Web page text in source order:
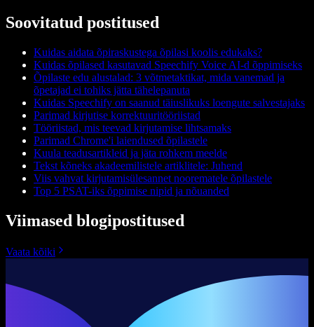
Soovitatud postitused
Kuidas aidata õpiraskustega õpilasi koolis edukaks?
Kuidas õpilased kasutavad Speechify Voice AI-d õppimiseks
Õpilaste edu alustalad: 3 võtmetaktikat, mida vanemad ja
õpetajad ei tohiks jätta tähelepanuta
Kuidas Speechify on saanud täiuslikuks loengute salvestajaks
Parimad kirjutise korrektuuritööriistad
Tööriistad, mis teevad kirjutamise lihtsamaks
Parimad Chrome'i laiendused õpilastele
Kuula teadusartikleid ja jäta rohkem meelde
Tekst kõneks akadeemilistele artiklitele: Juhend
Viis vahvat kirjutamisülesannet noorematele õpilastele
Top 5 PSAT-iks õppimise nipid ja nõuanded
Viimased blogipostitused
Vaata kõiki